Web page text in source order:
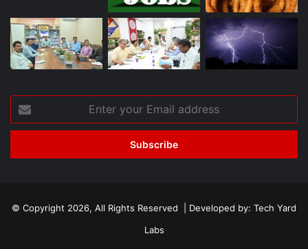
your
Email
© Copyright 2026, All Rights Reserved | Developed by: Tech Yard
Labs